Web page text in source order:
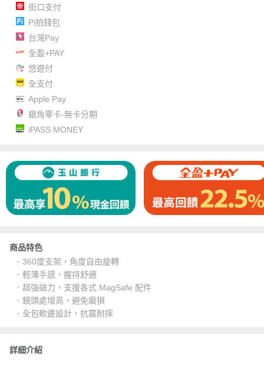
街口支付
Pi拍錢包
台灣Pay
全盈+PAY
悠遊付
全支付
Apple Pay
銀角零卡-無卡分期
iPASS MONEY
商品特色
．360度支架，角度自由旋轉
．輕薄手感，握持舒適
．超強磁力，支援各式 MagSafe 配件
．鏡頭處增高，避免磨損
．全包軟邊設計，抗震耐摔
詳細介紹